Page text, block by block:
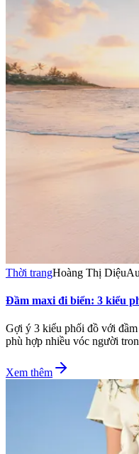
Thời trangHoàng Thị Diệu
Đầm maxi đi biển: 3 kiểu
Gợi ý 3 kiểu phối đồ với
phù hợp nhiều vóc người
Xem thêm